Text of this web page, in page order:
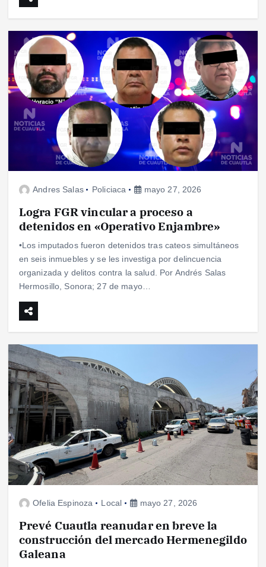
Andres Salas Policiaca mayo 27, 2026
Logra FGR vincular a proceso a
detenidos en «Operativo Enjambre»
•Los imputados fueron detenidos tras cateos simultáneos
en seis inmuebles y se les investiga por delincuencia
organizada y delitos contra la salud. Por Andrés Salas
Hermosillo, Sonora; 27 de mayo…
Ofelia Espinoza Local mayo 27, 2026
Prevé Cuautla reanudar en breve la
construcción del mercado Hermenegildo
Galeana